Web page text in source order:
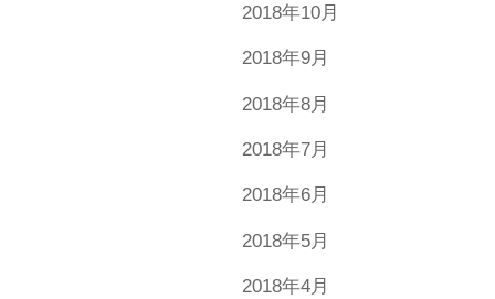
2018年10月
2018年9月
2018年8月
2018年7月
2018年6月
2018年5月
2018年4月